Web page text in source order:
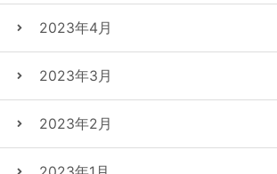
2023年4月
2023年3月
2023年2月